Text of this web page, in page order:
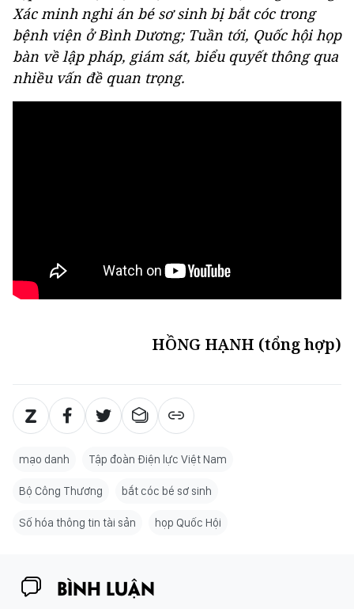
Xác minh nghi án bé sơ sinh bị bắt cóc trong
bệnh viện ở Bình Dương; Tuần tới, Quốc hội họp
bàn về lập pháp, giám sát, biểu quyết thông qua
nhiều vấn đề quan trọng.
HỒNG HẠNH (tổng hợp)
mạo danh Tập đoàn Điện lực Việt Nam
Bộ Công Thương bắt cóc bé sơ sinh
Số hóa thông tin tài sản họp Quốc Hội
BÌNH LUẬN